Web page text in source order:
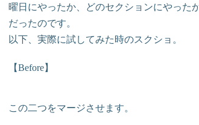
曜日にやったか、どのセクションにやった
だったのです。
以下、実際に試してみた時のスクショ。
【Before】
この二つをマージさせます。